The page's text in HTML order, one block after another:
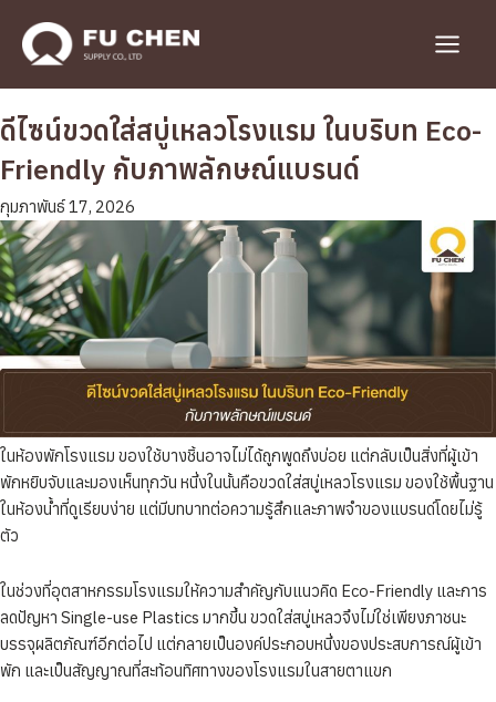
content
ดีไซน์ขวดใส่สบู่เหลวโรงแรม ในบริบท Eco-
Friendly กับภาพลักษณ์แบรนด์
กุมภาพันธ์ 17, 2026
ในห้องพักโรงแรม ของใช้บางชิ้นอาจไม่ได้ถูกพูดถึงบ่อย แต่กลับเป็นสิ่งที่ผู้เข้า
พักหยิบจับและมองเห็นทุกวัน หนึ่งในนั้นคือขวดใส่สบู่เหลวโรงแรม ของใช้พื้นฐาน
ในห้องน้ำที่ดูเรียบง่าย แต่มีบทบาทต่อความรู้สึกและภาพจำของแบรนด์โดยไม่รู้
ตัว
ในช่วงที่อุตสาหกรรมโรงแรมให้ความสำคัญกับแนวคิด Eco-Friendly และการ
ลดปัญหา Single-use Plastics มากขึ้น ขวดใส่สบู่เหลวจึงไม่ใช่เพียงภาชนะ
บรรจุผลิตภัณฑ์อีกต่อไป แต่กลายเป็นองค์ประกอบหนึ่งของประสบการณ์ผู้เข้า
พัก และเป็นสัญญาณที่สะท้อนทิศทางของโรงแรมในสายตาแขก